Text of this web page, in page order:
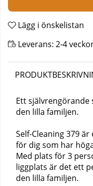
Lägg i önskelistan
Leverans: 2-4
Ett
den lilla familjen.
Self-Cleaning 379
för dig som har
Med plats för 3
liggplats är det ett
den lilla familjen.